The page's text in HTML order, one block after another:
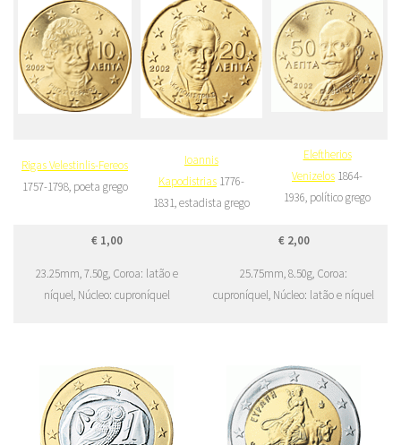
Rigas Velestinlis-Fereos
1757-1798, poeta grego
Ioannis
Kapodistrias 1776-
1831, estadista grego
Eleftherios
Venizelos 1864-
1936, político grego
€ 1,00
23.25mm, 7.50g, Coroa: latão e
níquel, Núcleo: cuproníquel
€ 2,00
25.75mm, 8.50g, Coroa:
cuproníquel, Núcleo: latão e níquel